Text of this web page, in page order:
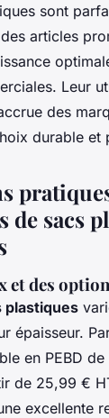
sont
articles
Leur
des
durable et
de sacs
et des
plastiques
épaisseur.
en PEBD
de 25,99 €
excellente